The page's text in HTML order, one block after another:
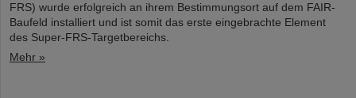
FRS) wurde erfolgreich an ihrem Bestimmungsort auf dem FAIR-
Baufeld installiert und ist somit das erste eingebrachte Element
des Super-FRS-Targetbereichs.
Mehr »